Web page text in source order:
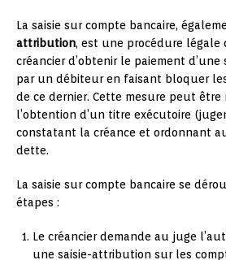
La saisie sur compte bancaire,
attribution, est une procédure légale
créancier d’obtenir le paiement d’une
par un débiteur en faisant bloquer
de ce dernier. Cette mesure peut être
l’obtention d’un titre exécutoire
constatant la créance et ordonnant
dette.
La saisie sur compte bancaire se
étapes :
Le créancier demande au juge
une saisie-attribution sur les